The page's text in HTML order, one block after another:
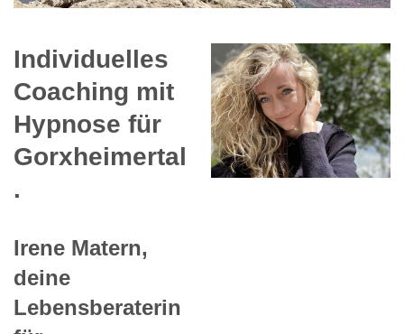
Individuelles
Coaching mit
Hypnose für
Gorxheimertal
.
Irene Matern,
deine
Lebensberaterin